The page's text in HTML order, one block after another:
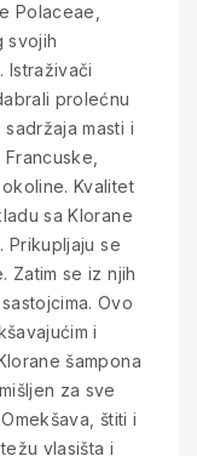
Polaceae,
svojih
Istraživači
prolećnu
masti i
Kvalitet
sa Klorane
Prikupljaju se
Zatim se iz njih
Ovo
i
šampona
za sve
štiti i
vlasišta i